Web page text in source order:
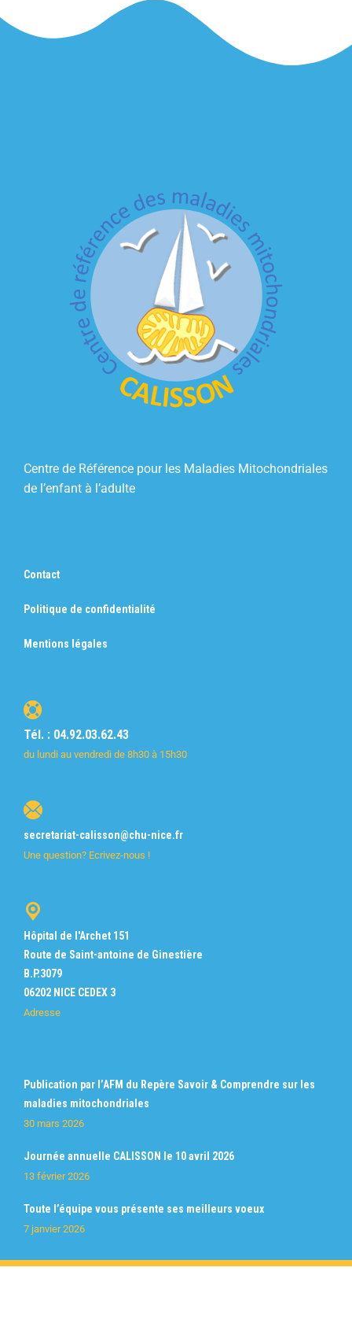
Centre de Référence pour les Maladies Mitochondriales
de l’enfant à l’adulte
Contact
Politique de confidentialité
Mentions légales
Tél. : 04.92.03.62.43
du lundi au vendredi de 8h30 à 15h30
secretariat-calisson@chu-nice.fr
Une question? Ecrivez-nous !
Hôpital de l'Archet 151
Route de Saint-antoine de Ginestière
B.P.3079
06202 NICE CEDEX 3
Adresse
Publication par l’AFM du Repère Savoir & Comprendre sur les
maladies mitochondriales
30 mars 2026
Journée annuelle CALISSON le 10 avril 2026
13 février 2026
Toute l’équipe vous présente ses meilleurs voeux
7 janvier 2026